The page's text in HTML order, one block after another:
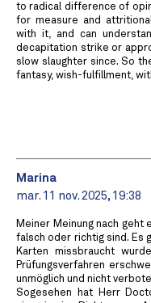
to radical difference of
for measure and
with it, and can
decapitation strike or
slow slaughter since. So
fantasy, wish-fulfillment,
Marina
mar. 11 nov. 2025, 19:38
Meiner Meinung nach geht
falsch oder richtig sind. Es
Karten missbraucht
Prüfungsverfahren
unmöglich und nicht
Sogesehen hat Herr